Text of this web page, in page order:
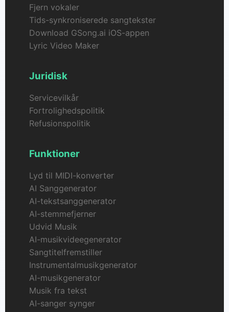
Fjern vokaler
Tids-synkroniserede sangtekster
Download GSong.ai iOS-appen
Lyric Video Maker
Juridisk
Servicevilkår
Fortrolighedspolitik
Refusionspolitik
Funktioner
Lyd til MIDI-konverter
AI Sanggenerator
AI-tekstsanggenerator
AI-stemmefjerner
Udvid Musik
AI-musikvideegenerator
Sangtitelfremstiller
Instrumentalmusikgenerator
AI-musikgenerator
Musik fra tekst
AI-sanger synger